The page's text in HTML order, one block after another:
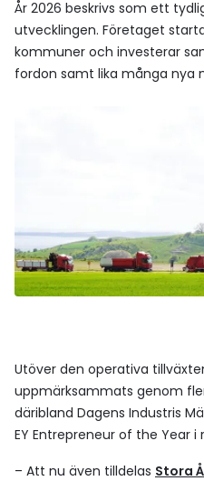
År 2026 beskrivs som ett
utvecklingen. Företaget
kommuner och investerar
fordon samt lika många nya
Utöver den operativa
uppmärksammats genom
däribland Dagens Industris
EY Entrepreneur of the Year i
– Att nu även tilldelas Stora